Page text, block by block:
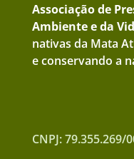
Associação de
Ambiente e da
nativas da Mata
e conservando a
CNPJ: 79.355.269/